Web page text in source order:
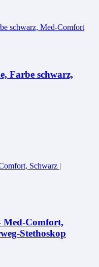
Farbe schwarz,
Med-Comfort,
Stethoskop